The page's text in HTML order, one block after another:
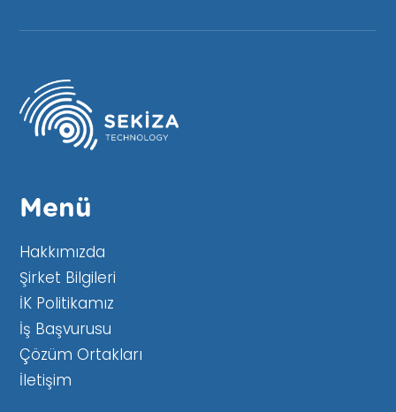
Menü
Hakkımızda
Şirket Bilgileri
İK Politikamız
İş Başvurusu
Çözüm Ortakları
İletişim